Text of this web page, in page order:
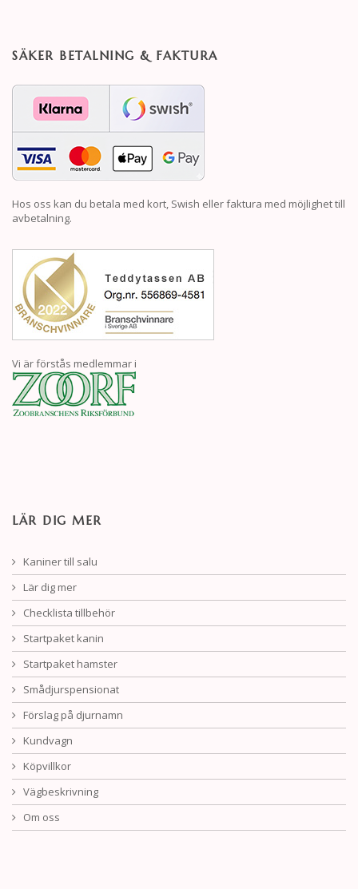
SÄKER BETALNING & FAKTURA
Hos oss kan du betala med kort, Swish eller faktura med möjlighet till
avbetalning.
Vi är förstås medlemmar i
LÄR DIG MER
Kaniner till salu
Lär dig mer
Checklista tillbehör
Startpaket kanin
Startpaket hamster
Smådjurspensionat
Förslag på djurnamn
Kundvagn
Köpvillkor
Vägbeskrivning
Om oss